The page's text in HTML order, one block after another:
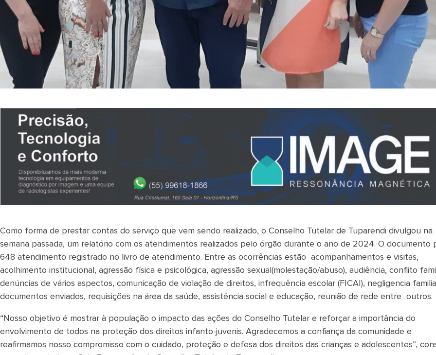
Como forma de prestar contas do serviço que vem sendo realizado, o Conselho Tutelar de Tuparendi divulgou na
semana passada, um relatório com os atendimentos realizados pelo órgão durante o ano de 2024. O documento
648 atendimento registrado no livro de atendimento. Entre as ocorrências estão acompanhamentos e visitas,
acolhimento institucional, agressão física e psicológica, agressão sexual(molestação/abuso), audiência, conflito
denúncias de vários aspectos, comunicação de violação de direitos, infrequência escolar (FICAI), negligencia
documentos enviados, requisições na área da saúde, assistência social e educação, reunião de rede entre outros.
“Nosso objetivo é mostrar à população o impacto das ações do Conselho Tutelar e reforçar a importância do
envolvimento de todos na proteção dos direitos infanto-juvenis. Agradecemos a confiança da comunidade e
reafirmamos nosso compromisso com o cuidado, proteção e defesa dos direitos das crianças e adolescentes”,